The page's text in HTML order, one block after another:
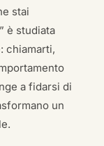
stai
è studiata
chiamarti,
a fidarsi di
un